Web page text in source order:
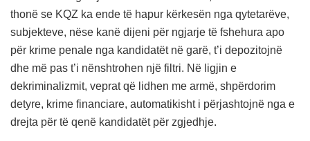
thonë se KQZ ka ende të hapur kërkesën nga qytetarëve,
subjekteve, nëse kanë dijeni për ngjarje të fshehura apo
për krime penale nga kandidatët në garë, t’i depozitojnë
dhe më pas t’i nënshtrohen një filtri. Në ligjin e
dekriminalizmit, veprat që lidhen me armë, shpërdorim
detyre, krime financiare, automatikisht i përjashtojnë nga e
drejta për të qenë kandidatët për zgjedhje.